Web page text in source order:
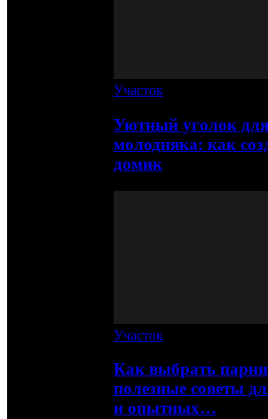
Участок
Уютный уголок для
молодняка: как
домик
Участок
Как выбрать
полезные советы
и опытных…